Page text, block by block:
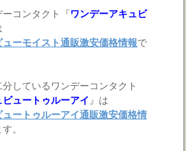
ーコンタクト『ワンデーアキュビ
ーモイスト通販激安価格情報で
しているワンデーコンタクト
ュートゥルーアイ 』は
ュートゥルーアイ通販激安価格情
。